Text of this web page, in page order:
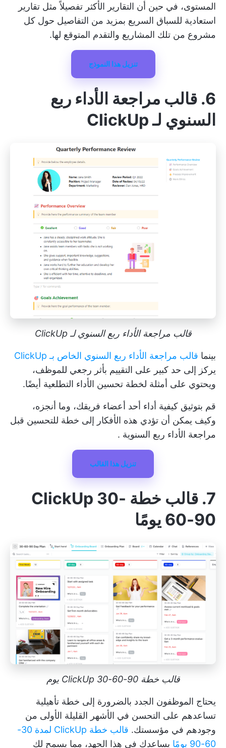
المستوى، في حين أن التقارير الأكثر تفصيلاً مثل تقارير
استعادية للسباق السريع بمزيد من التفاصيل حول كل
مشروع من تلك المشاريع والتقدم المتوقع لها.
تنزيل هذا النموذج
6. قالب مراجعة الأداء ربع
السنوي لـ ClickUp
قالب مراجعة الأداء ربع السنوي لـ ClickUp
بينما قالب مراجعة الأداء ربع السنوي الخاص بـ ClickUp
يركز إلى حد كبير على التقييم بأثر رجعي للموظف،
ويحتوي على أمثلة لخطة تحسين الأداء التطلعية أيضًا.
قم بتوثيق كيفية أداء أحد أعضاء فريقك، وما أنجزه،
وكيف يمكن أن تؤدي هذه الأفكار إلى خطة للتحسين قبل
مراجعة الأداء ربع السنوية .
تنزيل هذا القالب
7. قالب خطة ClickUp 30-
60-90 يومًا
قالب خطة ClickUp 30-60-90 يوم
يحتاج الموظفون الجدد بالضرورة إلى خطة تأهيلية
تساعدهم على التحسن في الأشهر القليلة الأولى من
وجودهم في مؤسستك.
قالب خطة ClickUp لمدة 30-
60-90 يومًا
يساعدك في هذا الجهد، مما يسمح لك